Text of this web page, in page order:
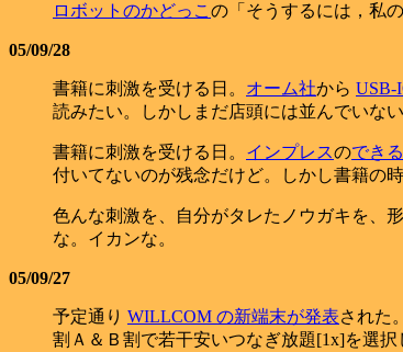
ロボットのかどっこ の「そうするには，私
05/09/28
書籍に刺激を受ける日。 オーム社から USB-
読みたい。しかしまだ店頭には並んでいな
書籍に刺激を受ける日。 インプレスのでき
付いてないのが残念だけど。しかし書籍の
色んな刺激を、自分がタレたノウガキを、
な。イカンな。
05/09/27
予定通り WILLCOM の新端末が発表された
割Ａ＆Ｂ割で若干安いつなぎ放題[1x]を選